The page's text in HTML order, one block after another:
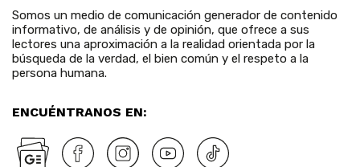
Somos un medio de comunicación generador de contenido
informativo, de análisis y de opinión, que ofrece a sus
lectores una aproximación a la realidad orientada por la
búsqueda de la verdad, el bien común y el respeto a la
persona humana.
ENCUÉNTRANOS EN: